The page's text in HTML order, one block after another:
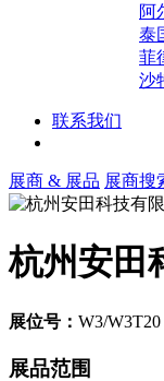
阿
泰
菲
沙
联系我们
展商 & 展品 展商搜
杭州安田
展位号： W3/W3T20
展品范围